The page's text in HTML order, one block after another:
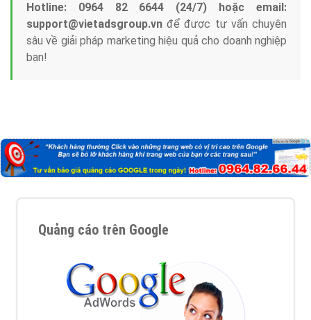
Hotline: 0964 82 6644 (24/7) hoặc email:
support@vietadsgroup.vn để được tư vấn chuyên
sâu về giải pháp marketing hiệu quả cho doanh nghiệp
bạn!
Quảng cáo trên Google